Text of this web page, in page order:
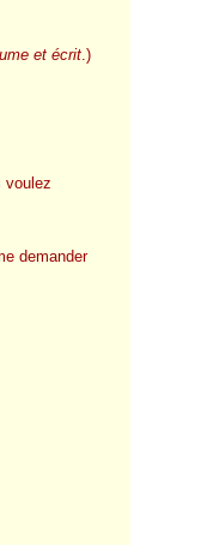
et écrit.)
voulez
demander